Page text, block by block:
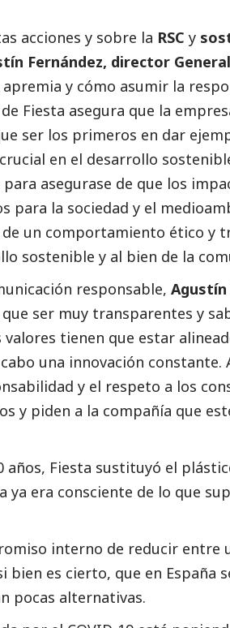
acciones y sobre la RSC y
Fernández, director General
y cómo asumir la
Fiesta asegura que la
ser los primeros en dar
en el desarrollo
asegurase de que los
para la sociedad y el
de un comportamiento ético y
sostenible y al bien de la
responsable, Agustín
ser muy transparentes y
tienen que estar
una innovación constante.
y el respeto a los
y piden a la compañía que
años, Fiesta sustituyó el
ya era consciente de lo que
interno de reducir entre
bien es cierto, que en España
pocas alternativas.